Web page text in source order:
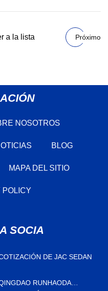
a la lista Próximo
NOSOTROS
BLOG
MAPA DEL SITIO
POLICY
SOCIA
DE JAC SEDAN
RUNHAODA